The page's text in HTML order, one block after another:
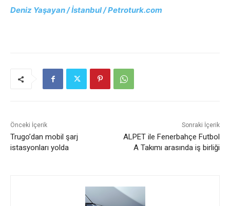
Deniz Yaşayan / İstanbul /Petroturk.com
Önceki İçerik
Trugo’dan mobil şarj
istasyonları yolda
Sonraki İçerik
ALPET ile Fenerbahçe Futbol
A Takımı arasında iş birliği